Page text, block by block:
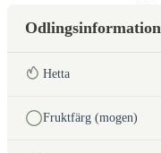
Odlingsinformation
Hetta
Fruktfärg (mogen)